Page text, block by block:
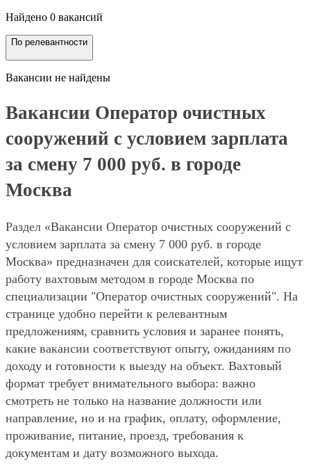
Найдено 0 вакансий
По релевантности
Вакансии не найдены
Вакансии Оператор очистных
сооружений с условием зарплата
за смену 7 000 руб. в городе
Москва
Раздел «Вакансии Оператор очистных сооружений с
условием зарплата за смену 7 000 руб. в городе
Москва» предназначен для соискателей, которые ищут
работу вахтовым методом в городе Москва по
специализации "Оператор очистных сооружений". На
странице удобно перейти к релевантным
предложениям, сравнить условия и заранее понять,
какие вакансии соответствуют опыту, ожиданиям по
доходу и готовности к выезду на объект. Вахтовый
формат требует внимательного выбора: важно
смотреть не только на название должности или
направление, но и на график, оплату, оформление,
проживание, питание, проезд, требования к
документам и дату возможного выхода.